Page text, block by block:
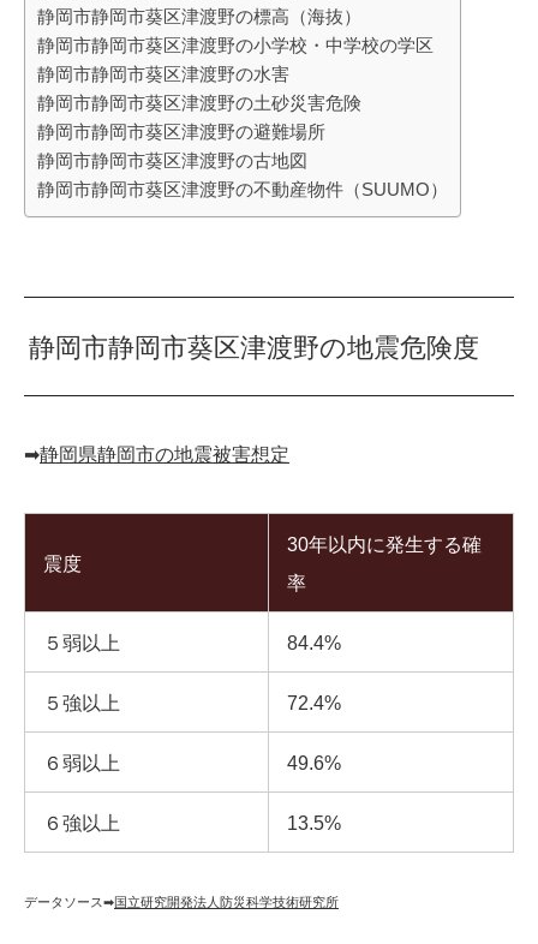
静岡市静岡市葵区津渡野の標高（海抜）
静岡市静岡市葵区津渡野の小学校・中学校の学区
静岡市静岡市葵区津渡野の水害
静岡市静岡市葵区津渡野の土砂災害危険
静岡市静岡市葵区津渡野の避難場所
静岡市静岡市葵区津渡野の古地図
静岡市静岡市葵区津渡野の不動産物件（SUUMO）
静岡市静岡市葵区津渡野の地震危険度
➡︎静岡県静岡市の地震被害想定
震度
30年以内に発生する確
率
５弱以上 84.4%
５強以上 72.4%
６弱以上 49.6%
６強以上 13.5%
データソース➡︎国立研究開発法人防災科学技術研究所